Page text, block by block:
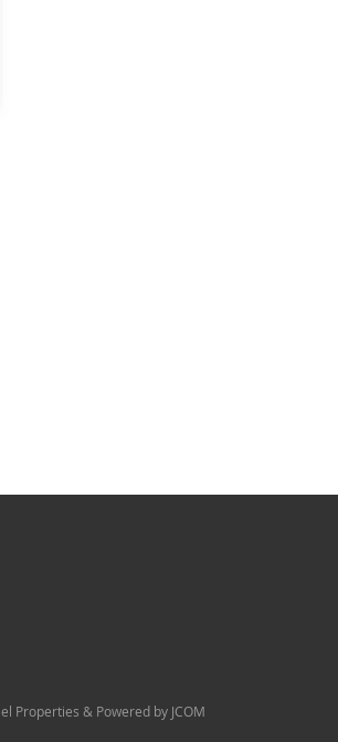
Properties & Powered by JCOM